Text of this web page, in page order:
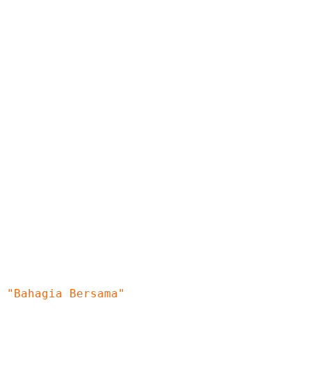
"Bahagia Bersama"